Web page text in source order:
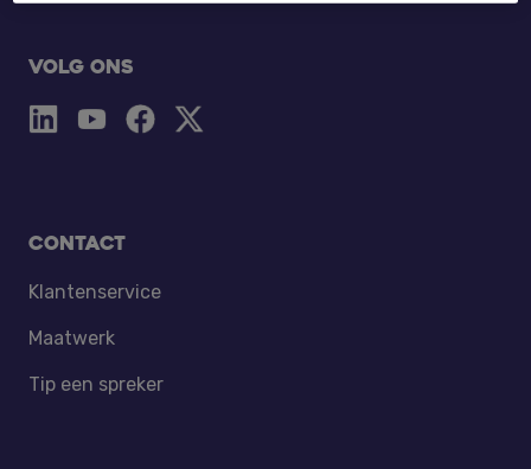
Volg ons
Contact
Klantenservice
Maatwerk
Tip een spreker